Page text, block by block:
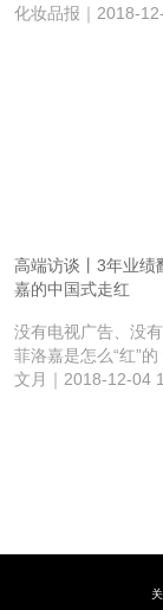
着金汤匙出生的小
化妆品报｜2018-
高端访谈丨3年业绩
嘉的中国式走红
没有电视广告、没
菲洛嘉是怎么“红”的
文月｜2018-12-04